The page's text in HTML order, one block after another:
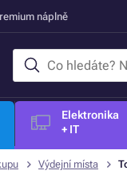
náplně
Elektronika
+ IT
Výdejní místa